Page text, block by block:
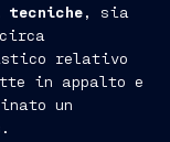
, sia
relativo
in appalto e
un